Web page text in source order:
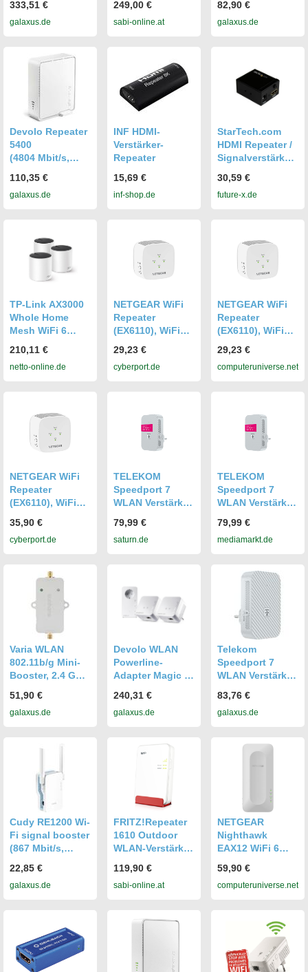
Mbit/s) (7120)
333,51 €
galaxus.de
249,00 €
sabi-online.at
WLAN Repeater
82,90 €
galaxus.de
Devolo Repeater
5400
(4804 Mbit/s,
WLAN Repeater
110,35 €
galaxus.de
INF HDMI-
Verstärker-
Repeater
15,69 €
inf-shop.de
StarTech.com
HDMI Repeater /
Signalverstärker
Signal Verstärker
Erweiterung für
30,59 €
future-x.de
TP-Link AX3000
Whole Home
Mesh WiFi 6
Repeater Home
Mesh WiFi 6
210,11 €
netto-online.de
NETGEAR WiFi
Repeater
(EX6110), WiFi
AC1200,
Leistungsstarker
bis zu 120m²,
WiFi Extender
zur Beseitigung
29,23 €
cyberport.de
NETGEAR WiFi
Repeater
(EX6110), WiFi
AC1200,
Leistungsstarker
bis zu 120m²,
WiFi Extender
zur Beseitigung
29,23 €
computeruniverse.net
NETGEAR WiFi
Repeater
(EX6110), WiFi
AC1200,
Leistungsstarker
mit Einer
Reichweite von
bis zu 120m²,
WiFi Extender
Toter Zonen
35,90 €
cyberport.de
TELEKOM
Speedport 7
WLAN Verstärker
79,99 €
saturn.de
TELEKOM
Speedport 7
WLAN Verstärker
79,99 €
mediamarkt.de
Varia WLAN
802.11b/g Mini-
Booster, 2.4 GHz,
51,90 €
galaxus.de
Devolo WLAN
Powerline-
Adapter Magic 1
Multiroom-Kit,
1200 Mbps,
LAN (1200
Mbit/s) (8578)
240,31 €
galaxus.de
Telekom
Speedport 7
WLAN Verstärker
1032 Mbit/s),
WLAN Repeater
83,76 €
galaxus.de
Cudy RE1200 Wi-
Fi signal booster
(867 Mbit/s,
WLAN Repeater
22,85 €
galaxus.de
FRITZ!Repeater
1610 Outdoor
WLAN-Verstärker
Mbit/s)
119,90 €
sabi-online.at
NETGEAR
Nighthawk
EAX12 WiFi 6
Repeater AX1600
WLAN Verstärker,
Geschwindigkeit
bis 1600 MBit/s,
Smart Roaming
59,90 €
computeruniverse.net